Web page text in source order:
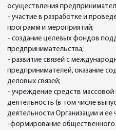
осуществления
- участие в разработке и
программ и мероприятий;
- создание целевых фондов
предпринимательства;
- развитие связей с
предпринимателей, оказание
деловых связей;
- учреждение средств
деятельность (в том числе
деятельности Организации и ее
-формирование